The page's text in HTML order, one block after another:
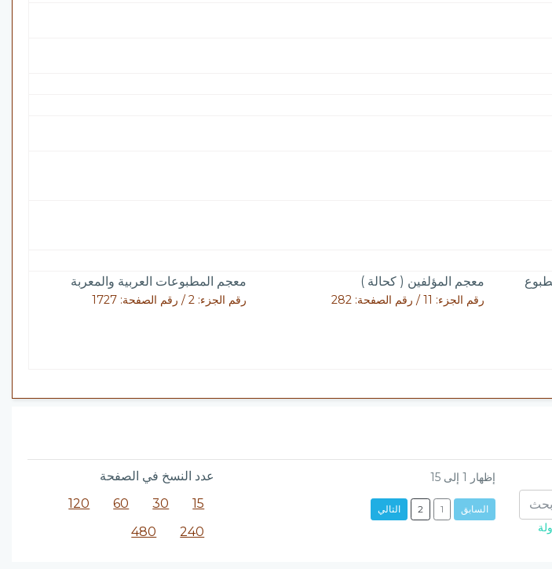
معجم المؤلفين ( كحالة )
رقم الجزء: 11 / رقم الصفحة: 282
معجم المطبوعات العربية والمعربة
رقم الجزء: 2 / رقم الصفحة: 1727
بحث
إظهار 1 إلى15
السابق 1
2 التالي
عدد النسخ في الصفحة
15
30
60
120
240
480